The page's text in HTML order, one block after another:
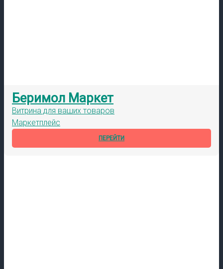
Беримол Маркет
Витрина для ваших товаров
Маркетплейс
ПЕРЕЙТИ